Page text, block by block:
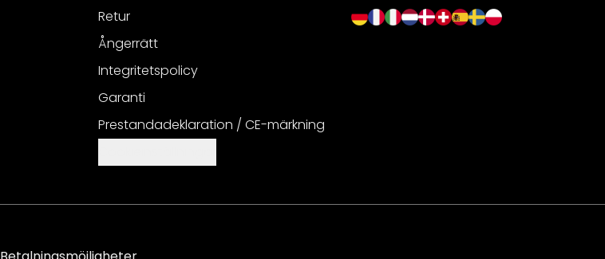
Retur
Ångerrätt
Integritetspolicy
Garanti
Prestandadeklaration / CE-märkning